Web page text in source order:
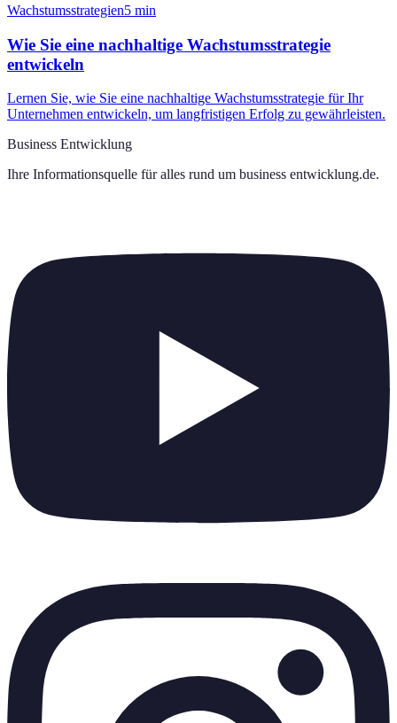
Wachstumsstrategien5 min
Wie Sie eine nachhaltige Wachstumsstrategie
entwickeln
Lernen Sie, wie Sie eine nachhaltige Wachstumsstrategie für Ihr
Unternehmen entwickeln, um langfristigen Erfolg zu gewährleisten.
Business Entwicklung
Ihre Informationsquelle für alles rund um business entwicklung.de.